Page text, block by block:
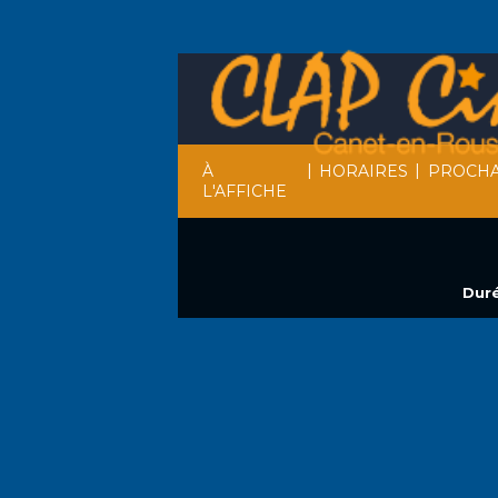
À
L'AFFICHE
| HORAIRES |